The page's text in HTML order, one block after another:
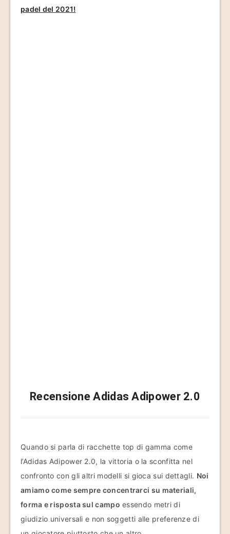
padel del 2021!
Recensione Adidas Adipower 2.0
Quando si parla di racchette top di gamma come
l’Adidas Adipower 2.0, la vittoria o la sconfitta nel
confronto con gli altri modelli si gioca sui dettagli. Noi
amiamo come sempre concentrarci su materiali,
forma e risposta sul campo essendo metri di
giudizio universali e non soggetti alle preferenze di